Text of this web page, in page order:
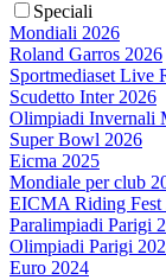
Speciali
Mondiali 2026
Roland Garros 2026
Sportmediaset Live
Scudetto Inter 2026
Olimpiadi Invernali
Super Bowl 2026
Eicma 2025
Mondiale per club
EICMA Riding Fest
Paralimpiadi Parigi
Olimpiadi Parigi
Euro 2024